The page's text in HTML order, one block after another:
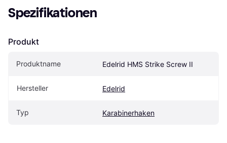
Spezifikationen
Produkt
Produktname Edelrid HMS Strike Screw II
Hersteller Edelrid
Typ Karabinerhaken